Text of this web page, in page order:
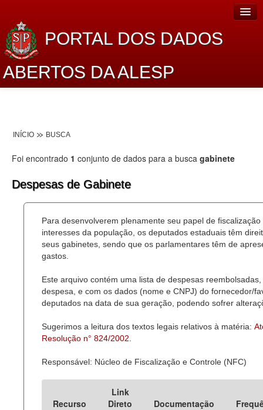
PORTAL DOS DADOS
ABERTOS DA ALESP
Lei de Acesso à Informação
Dados Governamentais Abertos
Catálogo de dados
Processo Legislativo
Deputados Estaduais
Administração
Legislação
INÍCIO BUSCA
Foi encontrado 1 conjunto de dados para a busca gabinete
Despesas de Gabinete
Para desenvolverem plenamente seu papel de
interesses da população, os deputados estaduais têm
seus gabinetes, sendo que os parlamentares têm de
gastos.
Este arquivo contém uma lista de despesas
despesa, e com os dados (nome e CNPJ) do fornecedor/
deputados na data de sua geração, podendo sofrer
Sugerimos a leitura dos textos legais relativos à matéria:
Resolução n° 824/2002
Responsável: Núcleo de Fiscalização e Controle (NFC)
Recurso
Link
Direto
Documentação